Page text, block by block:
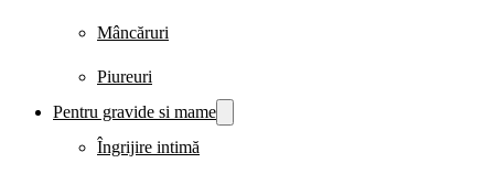
Mâncăruri
Piureuri
Pentru gravide si mame
Îngrijire intimă